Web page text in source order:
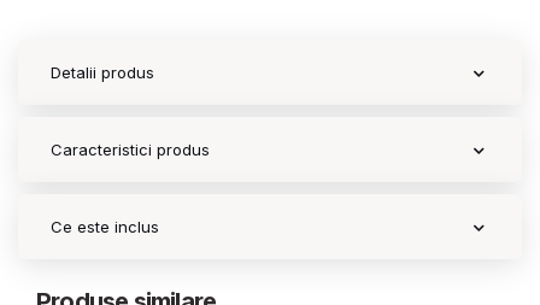
Detalii produs
Caracteristici produs
Ce este inclus